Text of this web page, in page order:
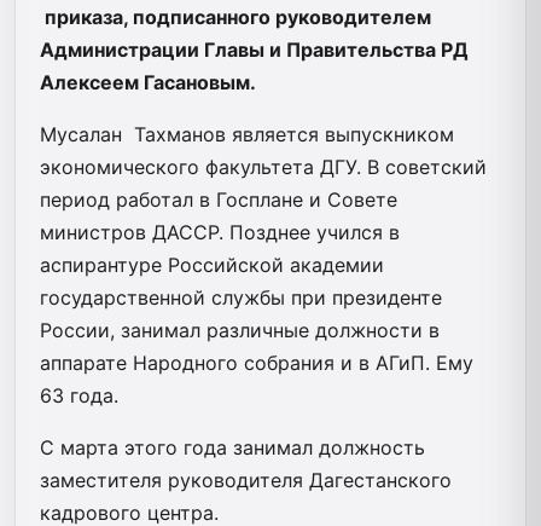
приказа, подписанного руководителем
Администрации Главы и Правительства РД
Алексеем Гасановым.
Мусалан Тахманов является выпускником
экономического факультета ДГУ. В советский
период работал в Госплане и Совете
министров ДАССР. Позднее учился в
аспирантуре Российской академии
государственной службы при президенте
России, занимал различные должности в
аппарате Народного собрания и в АГиП. Ему
63 года.
С марта этого года занимал должность
заместителя руководителя Дагестанского
кадрового центра.